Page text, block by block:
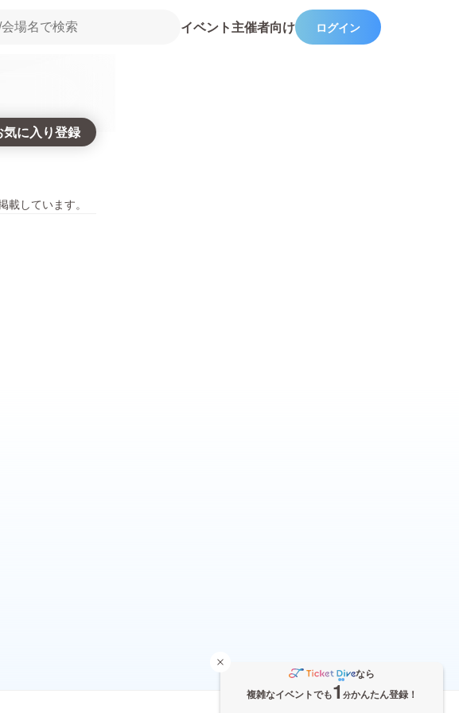
イベント主催者向け ログイン
気に入り登録
しています。
なら
複雑なイベントでも1 分かんたん登録！